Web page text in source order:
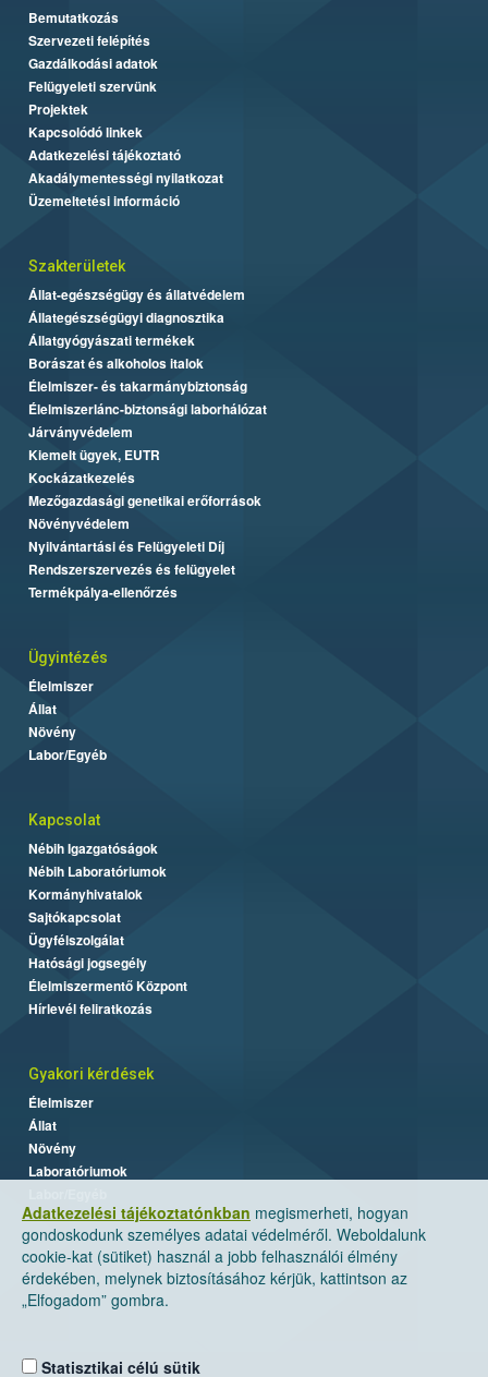
Adatkezelési tájékoztatónkban megismerheti, hogyan
gondoskodunk személyes adatai védelméről. Weboldalunk
cookie-kat (sütiket) használ a jobb felhasználói élmény
érdekében, melynek biztosításához kérjük, kattintson az
„Elfogadom” gombra.
Statisztikai célú sütik
Bemutatkozás
Szervezeti felépítés
Gazdálkodási adatok
Felügyeleti szervünk
Projektek
Kapcsolódó linkek
Adatkezelési tájékoztató
Akadálymentességi nyilatkozat
Üzemeltetési információ
Szakterületek
Állat-egészségügy és állatvédelem
Állategészségügyi diagnosztika
Állatgyógyászati termékek
Borászat és alkoholos italok
Élelmiszer- és takarmánybiztonság
Élelmiszerlánc-biztonsági laborhálózat
Járványvédelem
Kiemelt ügyek, EUTR
Kockázatkezelés
Mezőgazdasági genetikai erőforrások
Növényvédelem
Nyilvántartási és Felügyeleti Díj
Rendszerszervezés és felügyelet
Termékpálya-ellenőrzés
Ügyintézés
Élelmiszer
Állat
Növény
Labor/Egyéb
Kapcsolat
Nébih Igazgatóságok
Nébih Laboratóriumok
Kormányhivatalok
Sajtókapcsolat
Ügyfélszolgálat
Hatósági jogsegély
Élelmiszermentő Központ
Hírlevél feliratkozás
Gyakori kérdések
Élelmiszer
Állat
Növény
Laboratóriumok